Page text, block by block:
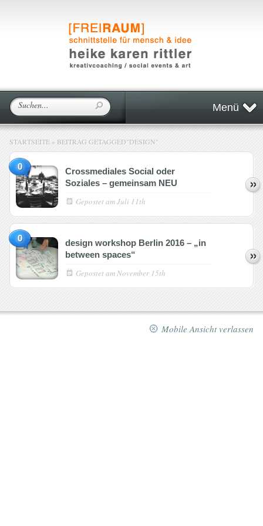
Menü
STARTSEITE » BEITRAG GETAGGED"DESIGN"
0
Crossmediales Social oder
Soziales – gemeinsam NEU
Gepostet amJuli 11th
0
design workshop Berlin 2016 – „in
between spaces“
Gepostet amNovember 15th
Mobile Ansicht verlassen